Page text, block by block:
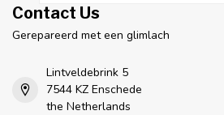
Contact Us
Gerepareerd met een glimlach
Lintveldebrink 5
7544 KZ Enschede
the Netherlands